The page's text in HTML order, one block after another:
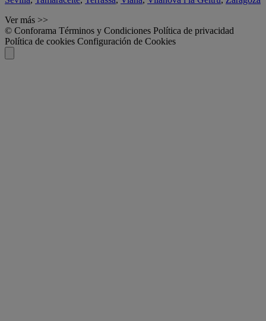
Ver más >>
© Conforama Términos y Condiciones Política de privacidad
Política de cookies Configuración de Cookies